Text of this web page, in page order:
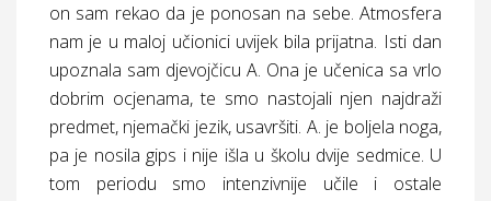
on sam rekao da je ponosan na sebe. Atmosfera
nam je u maloj učionici uvijek bila prijatna. Isti dan
upoznala sam djevojčicu A. Ona je učenica sa vrlo
dobrim ocjenama, te smo nastojali njen najdraži
predmet, njemački jezik, usavršiti. A. je boljela noga,
pa je nosila gips i nije išla u školu dvije sedmice. U
tom periodu smo intenzivnije učile i ostale